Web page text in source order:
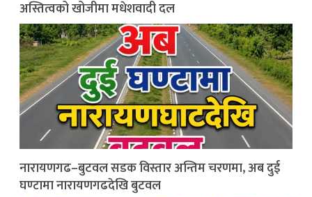
अस्तित्वको खोजीमा मधेशवादी दल
नारायणगढ–बुटवल सडक विस्तार अन्तिम चरणमा, अब दुई
घण्टामा नारायणगढदेखि बुटवल